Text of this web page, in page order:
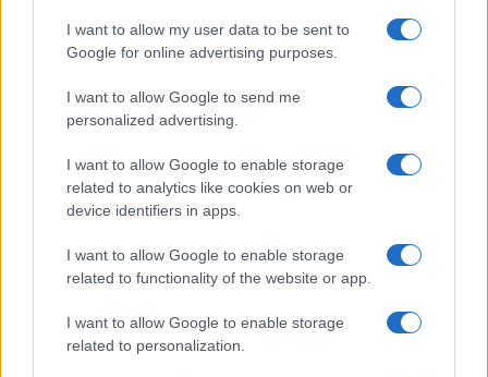
I want to allow my user data to be sent to
Google for online advertising purposes.
I want to allow Google to send me
personalized advertising.
I want to allow Google to enable storage
related to analytics like cookies on web or
device identifiers in apps.
I want to allow Google to enable storage
related to functionality of the website or app.
I want to allow Google to enable storage
related to personalization.
Sigue leyendo
PESCADOS Y MARISCOS